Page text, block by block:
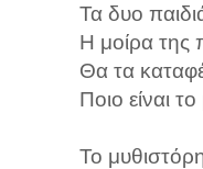
Τα δυο
Η μοίρα της
Θα τα
Ποιο είναι
Το